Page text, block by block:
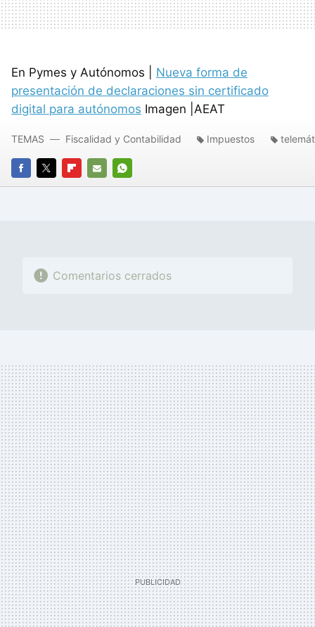
En Pymes y Autónomos | Nueva forma de
presentación de declaraciones sin certificado
digital para autónomos Imagen |AEAT
FACEBOOK
TWITTERFLIPBOARD
E-
WHATSAPP
TEMAS Fiscalidad y Contabilidad Impuestos
Comentarios cerrados